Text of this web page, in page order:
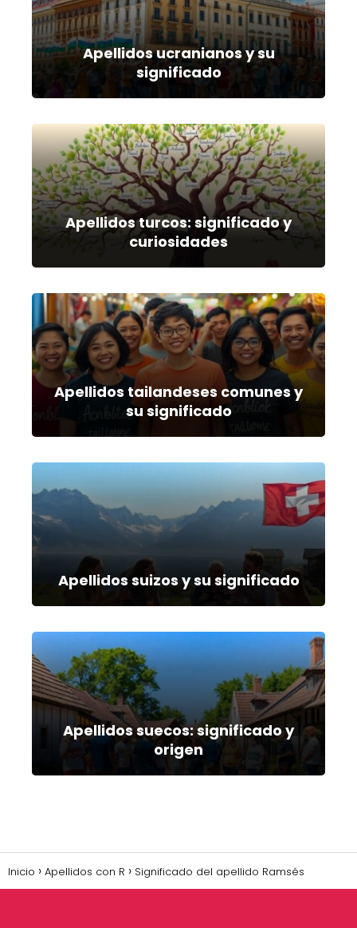
Apellidos ucranianos y su
significado
Apellidos turcos: significado y
curiosidades
Apellidos tailandeses comunes y
su significado
Apellidos suizos y su significado
Apellidos suecos: significado y
origen
Inicio Apellidos con R Significado del apellido Ramsés